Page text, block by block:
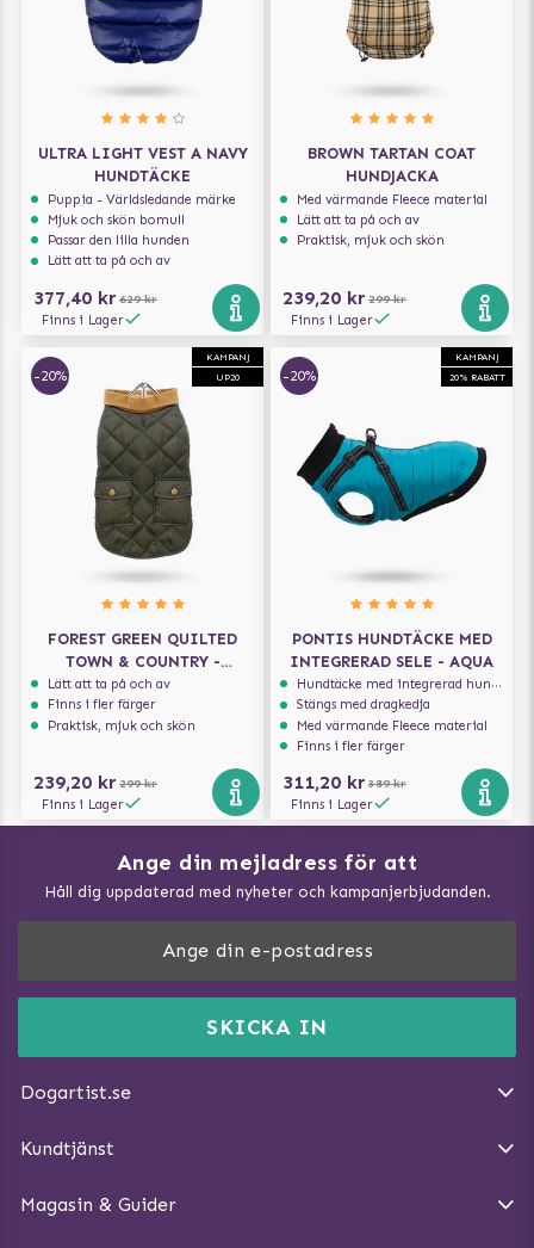
ULTRA LIGHT VEST A NAVY
HUNDTÄCKE
Puppia - Världsledande märke
Mjuk och skön bomull
Passar den lilla hunden
Lätt att ta på och av
377,40 kr 629 kr
Finns i Lager
BROWN TARTAN COAT
HUNDJACKA
Med värmande Fleece material
Lätt att ta på och av
Praktisk, mjuk och skön
239,20 kr 299 kr
Finns i Lager
KAMPANJ
UP20
-20%
FOREST GREEN QUILTED
TOWN & COUNTRY -
HUNDJACKA
Lätt att ta på och av
Finns i fler färger
Praktisk, mjuk och skön
239,20 kr 299 kr
Finns i Lager
KAMPANJ
20% RABATT
-20%
PONTIS HUNDTÄCKE MED
INTEGRERAD SELE - AQUA
Hundtäcke med integrerad hundsele
Stängs med dragkedja
Med värmande Fleece material
Finns i fler färger
311,20 kr 389 kr
Finns i Lager
Ange din mejladress för att
Håll dig uppdaterad med nyheter och kampanjerbjudanden.
SKICKA IN
Dogartist.se
DogArtist.se drivs av:
E-post:info@dogartist.se
Kundtjänst
Ångra Köp
Magasin & Guider
Vad kan hundar äta?
Träna Nose Work hemma
Så gör du promenaden roligare
Hundbäddar